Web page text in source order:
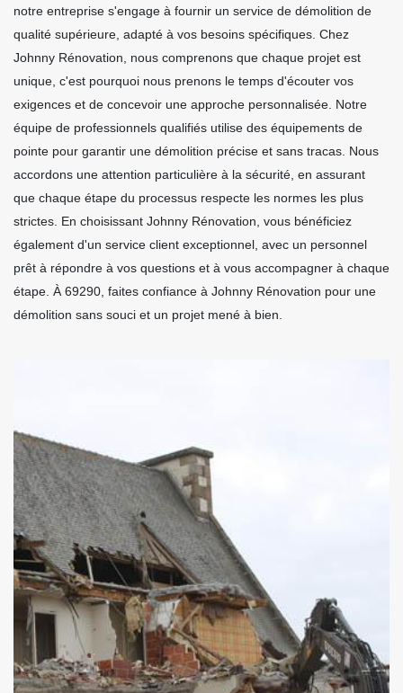
notre entreprise s'engage à fournir un service de démolition de
qualité supérieure, adapté à vos besoins spécifiques. Chez
Johnny Rénovation, nous comprenons que chaque projet est
unique, c'est pourquoi nous prenons le temps d'écouter vos
exigences et de concevoir une approche personnalisée. Notre
équipe de professionnels qualifiés utilise des équipements de
pointe pour garantir une démolition précise et sans tracas. Nous
accordons une attention particulière à la sécurité, en assurant
que chaque étape du processus respecte les normes les plus
strictes. En choisissant Johnny Rénovation, vous bénéficiez
également d'un service client exceptionnel, avec un personnel
prêt à répondre à vos questions et à vous accompagner à chaque
étape. À 69290, faites confiance à Johnny Rénovation pour une
démolition sans souci et un projet mené à bien.